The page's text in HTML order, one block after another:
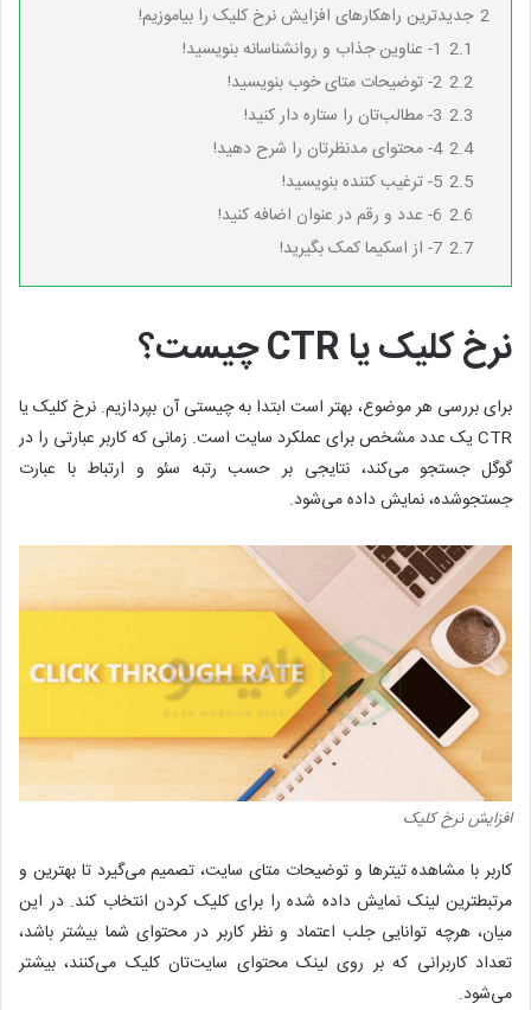
2 جدیدترین راهکارهای افزایش نرخ کلیک را بیاموزیم!
2.1 1- عناوین جذاب و روانشناسانه بنویسید!
2.2 2- توضیحات متای خوب بنویسید!
2.3 3- مطالب‌تان را ستاره دار کنید!
2.4 4- محتوای مدنظرتان را شرح دهید!
2.5 5- ترغیب کننده بنویسید!
2.6 6- عدد و رقم در عنوان اضافه کنید!
2.7 7- از اسکیما کمک بگیرید!
نرخ کلیک یا CTR چیست؟
برای بررسی هر موضوع، بهتر است ابتدا به چیستی آن بپردازیم. نرخ کلیک یا
CTR یک عدد مشخص برای عملکرد سایت است. زمانی که کاربر عبارتی را در
گوگل جستجو می‌کند، نتایجی بر حسب رتبه سئو و ارتباط با عبارت
جستجوشده، نمایش داده می‌شود.
افزایش نرخ کلیک
کاربر با مشاهده تیترها و توضیحات متای سایت، تصمیم می‌گیرد تا بهترین و
مرتبطترین لینک نمایش داده شده را برای کلیک کردن انتخاب کند. در این
میان، هرچه توانایی جلب اعتماد و نظر کاربر در محتوای شما بیشتر باشد،
تعداد کاربرانی که بر روی لینک محتوای سایت‌تان کلیک می‌کنند، بیشتر
می‌شود.